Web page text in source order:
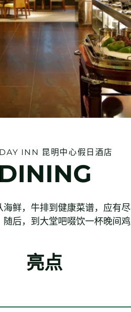
INN 昆明中心假日酒店
DINING
鲜，牛排到健康菜谱，应有
后，到大堂吧啜饮一杯晚间鸡
亮点